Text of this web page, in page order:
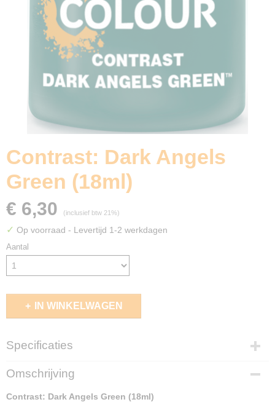
Contrast: Dark Angels
Green (18ml)
€ 6,30 (inclusief btw 21%)
✓ Op voorraad - Levertijd 1-2 werkdagen
Aantal
IN WINKELWAGEN
Specificaties
EAN code
5011921185436
Omschrijving
Contrast: Dark Angels Green (18ml)